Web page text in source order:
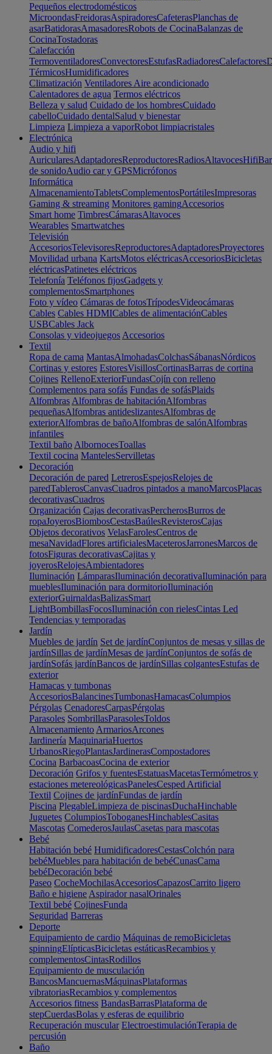
Pequeños electrodomésticos
MicroondasFreidorasAspiradoresCafeterasPlanchas de
asarBatidorasAmasadoresRobots de CocinaBalanzas de
CocinaTostadoras
Calefacción
TermoventiladoresConvectoresEstufasRadiadoresCalefactores
TérmicosHumidificadores
Climatización Ventiladores Aire acondicionado
Calentadores de agua Termos eléctricos
Belleza y salud Cuidado de los hombresCuidado
cabelloCuidado dentalSalud y bienestar
Limpieza Limpieza a vaporRobot limpiacristales
Electrónica
Audio y hifi
AuricularesAdaptadoresReproductoresRadiosAltavocesHifi
de sonidoAudio car y GPSMicrófonos
Informática
AlmacenamientoTabletsComplementosPortátilesImpresoras
Gaming & streaming Monitores gamingAccesorios
Smart home TimbresCámarasAltavoces
Wearables Smartwatches
Televisión
AccesoriosTelevisoresReproductoresAdaptadoresProyectores
Movilidad urbana KartsMotos eléctricasAccesoriosBicicletas
eléctricasPatinetes eléctricos
Telefonía Teléfonos fijosGadgets y
complementosSmartphones
Foto y vídeo Cámaras de fotosTrípodesVideocámaras
Cables Cables HDMICables de alimentaciónCables
USBCables Jack
Consolas y videojuegos Accesorios
Textil
Ropa de cama MantasAlmohadasColchasSábanasNórdicos
Cortinas y estores EstoresVisillosCortinasBarras de cortina
Cojines RellenoExteriorFundasCojín con relleno
Complementos para sofás Fundas de sofásPlaids
Alfombras Alfombras de habitaciónAlfombras
pequeñasAlfombras antideslizantesAlfombras de
exteriorAlfombras de bañoAlfombras de salónAlfombras
infantiles
Textil baño AlbornocesToallas
Textil cocina MantelesServilletas
Decoración
Decoración de pared LetrerosEspejosRelojes de
paredTablerosCanvasCuadros pintados a manoMarcosPlacas
decorativasCuadros
Organización Cajas decorativasPercherosBurros de
ropaJoyerosBiombosCestasBaúlesRevisterosCajas
Objetos decorativos VelasFarolesCentros de
mesaNavidadFlores artificialesMaceterosJarronesMarcos de
fotosFiguras decorativasCajitas y
joyerosRelojesAmbientadores
Iluminación LámparasIluminación decorativaIluminación para
mueblesIluminación para dormitorioIluminación
exteriorGuirnaldasBalizasSmart
LightBombillasFocosIluminación con rielesCintas Led
Tendencias y temporadas
Jardín
Muebles de jardín Set de jardínConjuntos de mesas y sillas de
jardínSillas de jardínMesas de jardínConjuntos de sofás de
jardínSofás jardínBancos de jardínSillas colgantesEstufas de
exterior
Hamacas y tumbonas
AccesoriosBalancinesTumbonasHamacasColumpios
Pérgolas CenadoresCarpasPérgolas
Parasoles SombrillasParasolesToldos
Almacenamiento ArmariosArcones
Jardinería MaquinariaHuertos
UrbanosRiegoPlantasJardinerasCompostadores
Cocina BarbacoasCocina de exterior
Decoración Grifos y fuentesEstatuasMacetasTermómetros y
estaciones metereológicasPanelesCesped Artificial
Textil Cojines de jardínFundas de jardín
Piscina PlegableLimpieza de piscinasDuchaHinchable
Juguetes ColumpiosToboganesHinchablesCasitas
Mascotas ComederosJaulasCasetas para mascotas
Bebé
Habitación bebé HumidificadoresCestasColchón para
bebéMuebles para habitación de bebéCunasCama
bebéDecoración bebé
Paseo CocheMochilasAccesoriosCapazosCarrito ligero
Baño e higiene Aspirador nasalOrinales
Textil bebé CojinesFunda
Seguridad Barreras
Deporte
Equipamiento de cardio Máquinas de remoBicicletas
spinningElípticasBicicletas estáticasRecambios y
complementosCintasRodillos
Equipamiento de musculación
BancosMancuernasMáquinasPlataformas
vibratoriasRecambios y complementos
Accesorios fitness BandasBarrasPlataforma de
stepCuerdasBolas y esferas de equilibrio
Recuperación muscular ElectroestimulaciónTerapia de
percusión
Baño